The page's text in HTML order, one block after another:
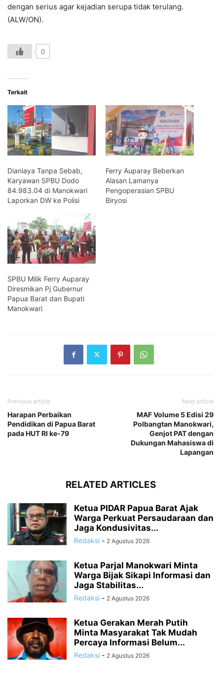
dengan serius agar kejadian serupa tidak terulang.
(ALW/ON).
0
Terkait
Dianiaya Tanpa Sebab,
Karyawan SPBU Dodo
84.983.04 di Manokwari
Laporkan DW ke Polisi
Ferry Auparay Beberkan
Alasan Lamanya
Pengoperasian SPBU
Biryosi
SPBU Milik Ferry Auparay
Diresmikan Pj Gubernur
Papua Barat dan Bupati
Manokwari
Previous article
Harapan Perbaikan
Pendidikan di Papua Barat
pada HUT RI ke-79
Next article
MAF Volume 5 Edisi 29
Polbangtan Manokwari,
Genjot PAT dengan
Dukungan Mahasiswa di
Lapangan
RELATED ARTICLES
Ketua PIDAR Papua Barat Ajak
Warga Perkuat Persaudaraan dan
Jaga Kondusivitas...
Redaksi - 2 Agustus 2026
Ketua Parjal Manokwari Minta
Warga Bijak Sikapi Informasi dan
Jaga Stabilitas...
Redaksi - 2 Agustus 2026
Ketua Gerakan Merah Putih
Minta Masyarakat Tak Mudah
Percaya Informasi Belum...
Redaksi - 2 Agustus 2026